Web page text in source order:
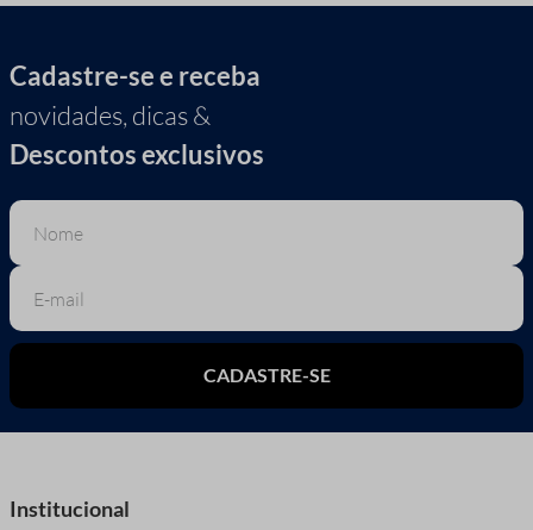
Cadastre-se e receba
novidades, dicas &
Descontos exclusivos
CADASTRE-SE
Institucional